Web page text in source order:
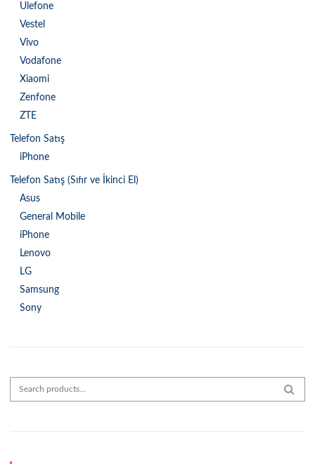
Ulefone
Vestel
Vivo
Vodafone
Xiaomi
Zenfone
ZTE
Telefon Satış
iPhone
Telefon Satış (Sıfır ve İkinci El)
Asus
General Mobile
iPhone
Lenovo
LG
Samsung
Sony
Search for: